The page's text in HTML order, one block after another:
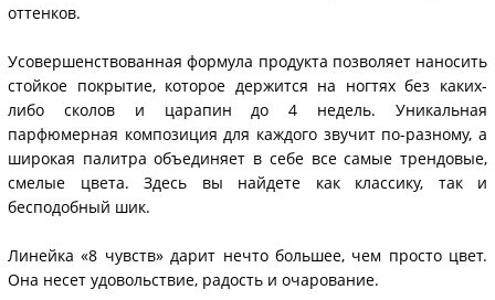
оттенков.
Усовершенствованная формула продукта позволяет наносить
стойкое покрытие, которое держится на ногтях без каких-
либо сколов и царапин до 4 недель. Уникальная
парфюмерная композиция для каждого звучит по-разному, а
широкая палитра объединяет в себе все самые трендовые,
смелые цвета. Здесь вы найдете как классику, так и
бесподобный шик.
Линейка «8 чувств» дарит нечто большее, чем просто цвет.
Она несет удовольствие, радость и очарование.